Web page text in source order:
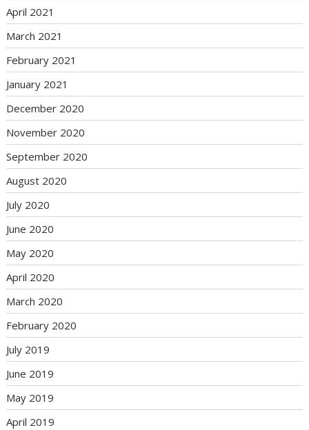
April 2021
March 2021
February 2021
January 2021
December 2020
November 2020
September 2020
August 2020
July 2020
June 2020
May 2020
April 2020
March 2020
February 2020
July 2019
June 2019
May 2019
April 2019